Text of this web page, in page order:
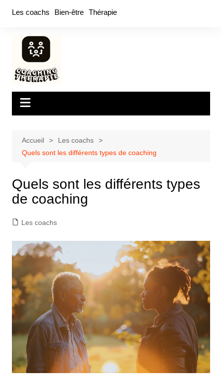
Les coachs Bien-être Thérapie
Accueil
Les coachs
Quels sont les différents types de coaching
Quels sont les différents types
de coaching
Les coachs